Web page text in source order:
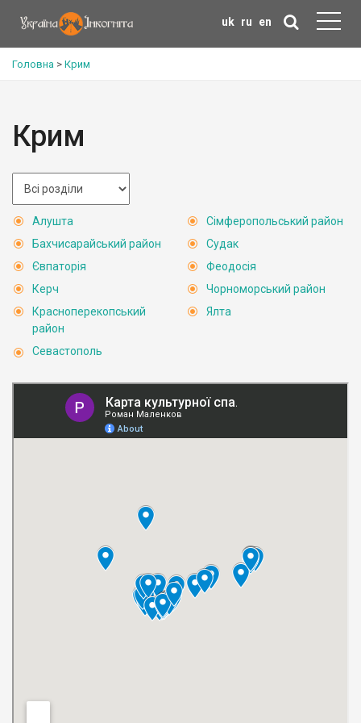
uk ru en
Головна > Крим
Крим
Алушта
Бахчисарайський район
Євпаторія
Керч
Красноперекопський
район
Севастополь
Сімферопольський район
Судак
Феодосія
Чорноморський район
Ялта